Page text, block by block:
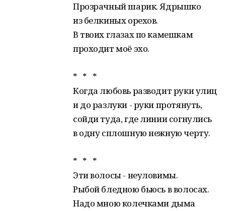
Прозрачный шарик. Ядрышко
из белкиных орехов.
В твоих глазах по камешкам
проходит моё эхо.
* * *
Когда любовь разводит руки улиц
и до разлуки - руки протянуть,
сойди туда, где линии согнулись
в одну сплошную нежную черту.
* * *
Эти волосы - неуловимы.
Рыбой бледною бьюсь в волосах.
Надо мною колечками дыма